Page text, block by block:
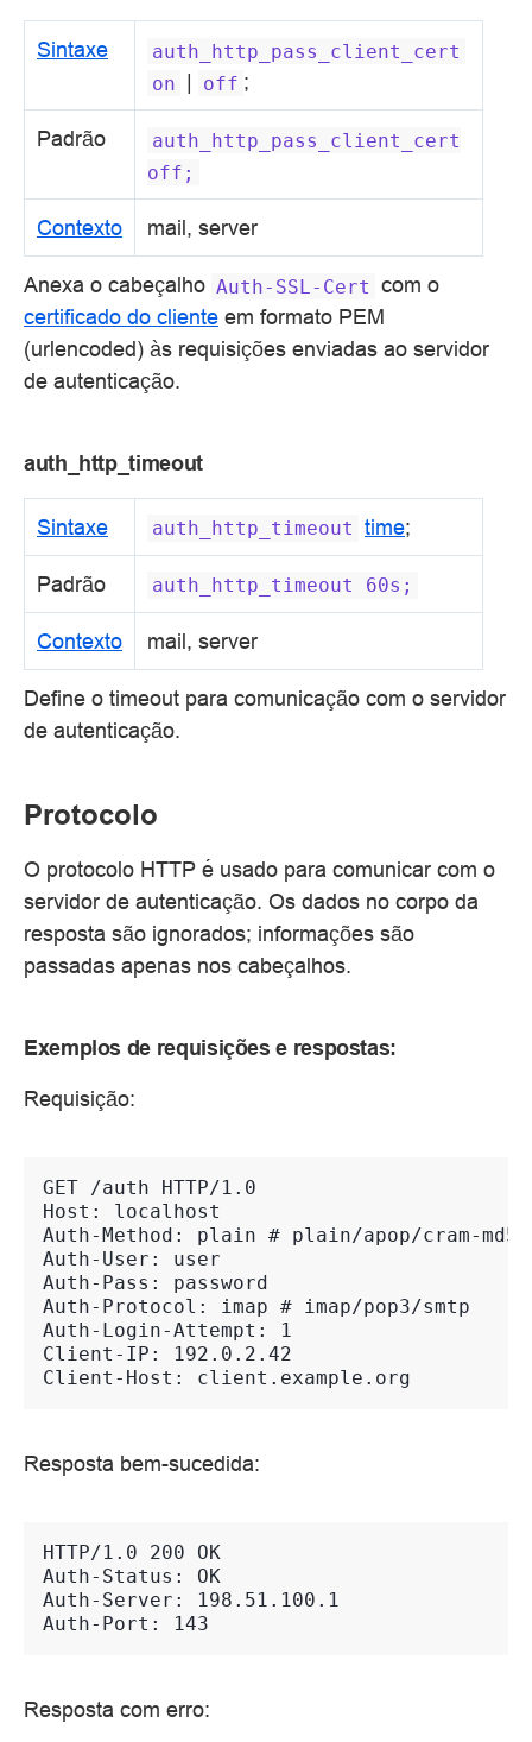
Sintaxe
auth_http_pass_client_cert
on | off ;
Padrão
auth_http_pass_client_cert
off;
Contexto mail, server
Anexa o cabeçalho Auth-SSL-Cert com o
certificado do cliente em formato PEM
(urlencoded) às requisições enviadas ao servidor
de autenticação.
auth_http_timeout
Sintaxe auth_http_timeout time;
Padrão auth_http_timeout 60s;
Contexto mail, server
Define o timeout para comunicação com o servidor
de autenticação.
Protocolo
O protocolo HTTP é usado para comunicar com o
servidor de autenticação. Os dados no corpo da
resposta são ignorados; informações são
passadas apenas nos cabeçalhos.
Exemplos de requisições e respostas:
Requisição:
GET /auth HTTP/1.0
Host: localhost
Auth-Method: plain # plain/apop/cram-
Auth-User: user
Auth-Pass: password
Auth-Protocol: imap # imap/pop3/smtp
Auth-Login-Attempt: 1
Client-IP: 192.0.2.42
Client-Host: client.example.org
Resposta bem-sucedida:
HTTP/1.0 200 OK
Auth-Status: OK
Auth-Server: 198.51.100.1
Auth-Port: 143
Resposta com erro: